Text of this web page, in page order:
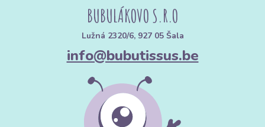
BUBULÁKOVO S.R.O
Lužná 2320/6, 927 05 Šala
info@bubutissus.be